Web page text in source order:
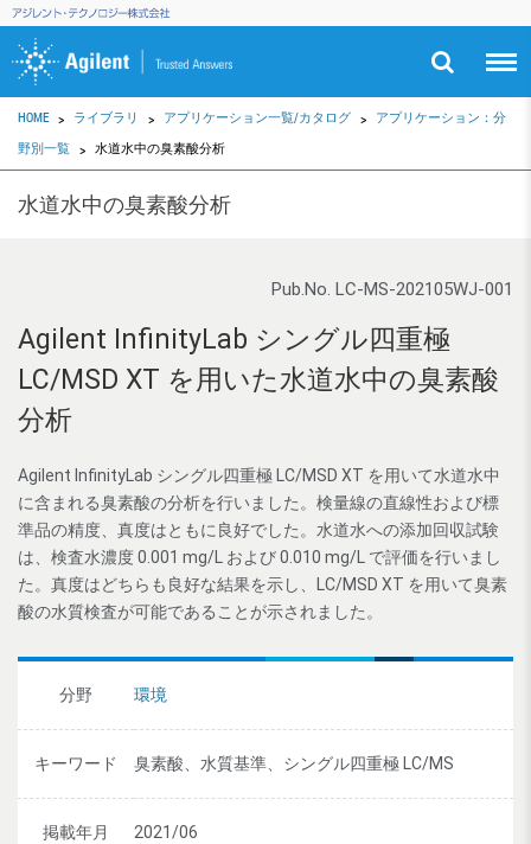
HOME ライブラリ アプリケーション一覧/カタログ
アプリケーション：分
野別一覧
水道水中の臭素酸分析
水道水中の臭素酸分析
Pub.No. LC-MS-202105WJ-001
Agilent InfinityLab シングル四重極
LC/MSD XT を用いた水道水中の臭素酸
分析
Agilent InfinityLab シングル四重極 LC/MSD XT を用いて水道水中
に含まれる臭素酸の分析を行いました。検量線の直線性および標
準品の精度、真度はともに良好でした。水道水への添加回収試験
は、検査水濃度 0.001 mg/L および 0.010 mg/L で評価を行いまし
た。真度はどちらも良好な結果を示し、LC/MSD XT を用いて臭素
酸の水質検査が可能であることが示されました。
分野 環境
キーワード 臭素酸、水質基準、シングル四重極 LC/MS
掲載年月 2021/06